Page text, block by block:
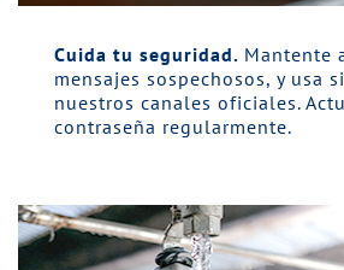
Cuida tu seguridad. Mantente
mensajes sospechosos, y usa
nuestros canales oficiales.
contraseña regularmente.